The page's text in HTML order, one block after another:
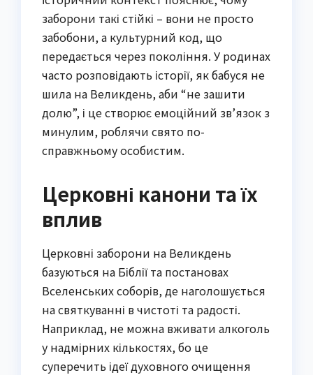
заборони такі стійкі – вони не просто
забобони, а культурний код, що
передається через покоління. У родинах
часто розповідають історії, як бабуся не
шила на Великдень, аби “не зашити
долю”, і це створює емоційний зв’язок з
минулим, роблячи свято по-
справжньому особистим.
Церковні канони та їх
вплив
Церковні заборони на Великдень
базуються на Біблії та постановах
Вселенських соборів, де наголошується
на святкуванні в чистоті та радості.
Наприклад, не можна вживати алкоголь
у надмірних кількостях, бо це
суперечить ідеї духовного очищення